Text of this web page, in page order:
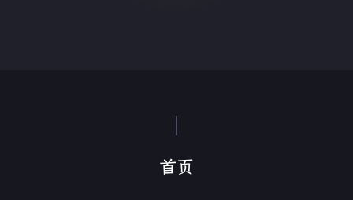
首页